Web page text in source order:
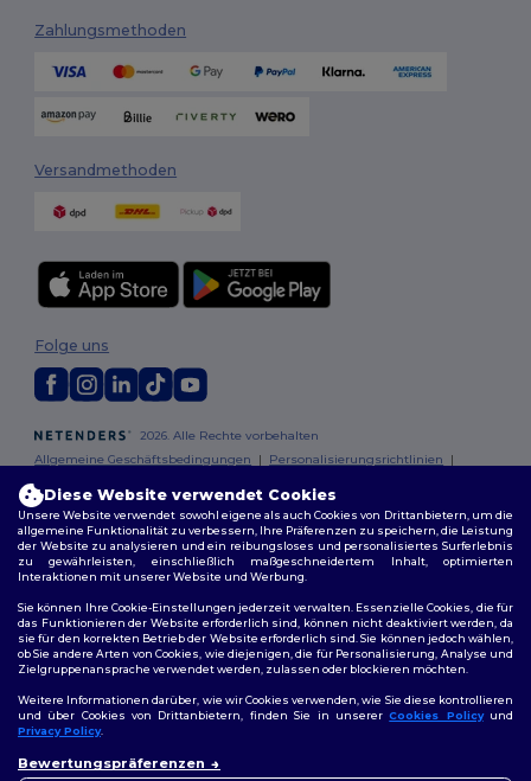
Zahlungsmethoden
Versandmethoden
2026. Alle Rechte vorbehalten
Allgemeine Geschäftsbedingungen | Personalisierungsrichtlinien |
Folge uns
Berlin|Hamburg | München| Köln |Frankfurt | Essen |Dortmund|
Stuttgart |Düsseldorf| Bremen
Diese Website verwendet Cookies
Unsere Website verwendet sowohl eigene als auch Cookies von Drittanbietern, um die
allgemeine Funktionalität zu verbessern, Ihre Präferenzen zu speichern, die Leistung
der Website zu analysieren und ein reibungsloses und personalisiertes Surferlebnis
zu gewährleisten, einschließlich maßgeschneidertem Inhalt, optimierten
Interaktionen mit unserer Website und Werbung.
Sie können Ihre Cookie-Einstellungen jederzeit verwalten. Essenzielle Cookies, die für
das Funktionieren der Website erforderlich sind, können nicht deaktiviert werden, da
sie für den korrekten Betrieb der Website erforderlich sind. Sie können jedoch wählen,
ob Sie andere Arten von Cookies, wie diejenigen, die für Personalisierung, Analyse und
Zielgruppenansprache verwendet werden, zulassen oder blockieren möchten.
Weitere Informationen darüber, wie wir Cookies verwenden, wie Sie diese kontrollieren
und über Cookies von Drittanbietern, finden Sie in unsererCookies Policyund
Privacy Policy.
Bewertungspräferenzen